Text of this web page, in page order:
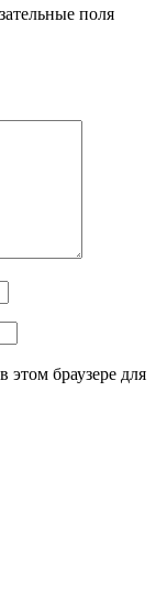
поля
этом браузере для